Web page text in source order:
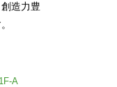
造力豊
A